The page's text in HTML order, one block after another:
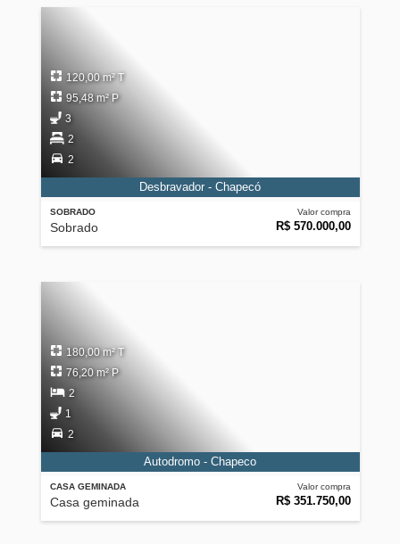
SOBRADO
Sobrado
Valor compra
R$ 570.000,00
120,00 m² T
95,48 m² P
3
2
2
Desbravador - Chapecó
CASA GEMINADA
Casa geminada
Valor compra
R$ 351.750,00
180,00 m² T
76,20 m² P
2
1
2
Autodromo - Chapeco